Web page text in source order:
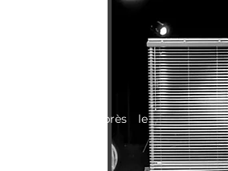
avant/après le